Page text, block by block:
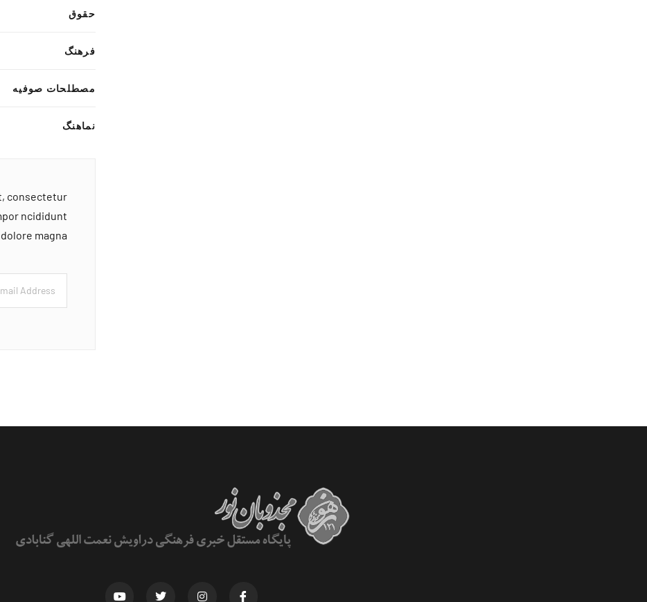
حقوق
فرهنگ
مصطلحات صوفیه
نماهنگ
consectetur
ncididunt
magna